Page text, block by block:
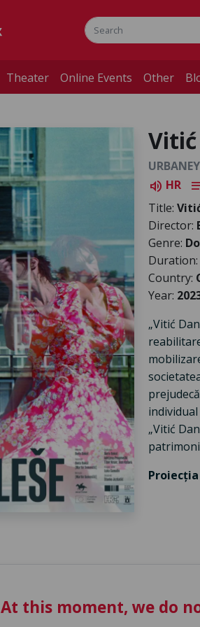
Theater Online Events Other
Vitić
volume_up HR
Title:
Director:
Genre:
Duration:
Country:
Year:
„Vitić
„Vitić
At this moment, we do